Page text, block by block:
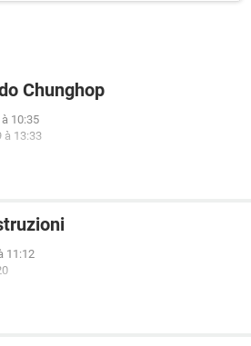
Chunghop
10:35
à 13:33
11:12